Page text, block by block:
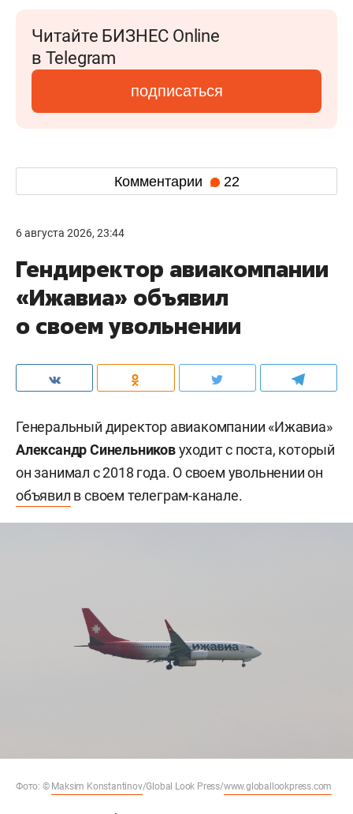
Читайте БИЗНЕС Online
в Telegram
подписаться
Комментарии 22
6 августа 2026, 23:44
Гендиректор авиакомпании
«Ижавиа» объявил
о своем увольнении
Генеральный директор авиакомпании «Ижавиа»
Александр Синельниковуходит с поста, который
он занимал с 2018 года. О своем увольнении он
объявил в своем телеграм-канале.
Фото: © Maksim Konstantinov/Global Look Press/www.globallookpress.com